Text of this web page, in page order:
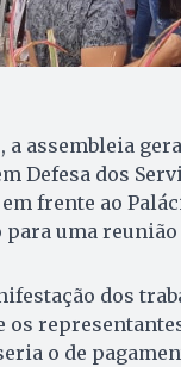
a assembleia
Defesa dos
em frente ao
para uma
dos
os
o de